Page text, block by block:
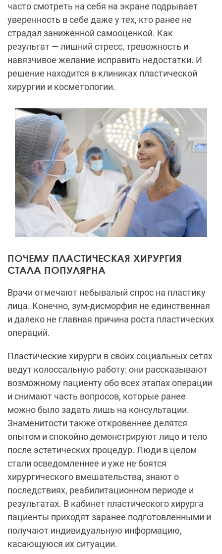
часто смотреть на себя на экране подрывает
уверенность в себе даже у тех, кто ранее не
страдал заниженной самооценкой. Как
результат — лишний стресс, тревожность и
навязчивое желание исправить недостатки. И
решение находится в клиниках пластической
хирургии и косметологии.
ПОЧЕМУ ПЛАСТИЧЕСКАЯ ХИРУРГИЯ
СТАЛА ПОПУЛЯРНА
Врачи отмечают небывалый спрос на пластику
лица. Конечно, зум-дисморфия не единственная
и далеко не главная причина роста пластических
операций.
Пластические хирурги в своих социальных сетях
ведут колоссальную работу: они рассказывают
возможному пациенту обо всех этапах операции
и снимают часть вопросов, которые ранее
можно было задать лишь на консультации.
Знаменитости также откровеннее делятся
опытом и спокойно демонстрируют лицо и тело
после эстетических процедур. Люди в целом
стали осведомленнее и уже не боятся
хирургического вмешательства, знают о
последствиях, реабилитационном периоде и
результатах. В кабинет пластического хирурга
пациенты приходят заранее подготовленными и
получают индивидуальную информацию,
касающуюся их ситуации.